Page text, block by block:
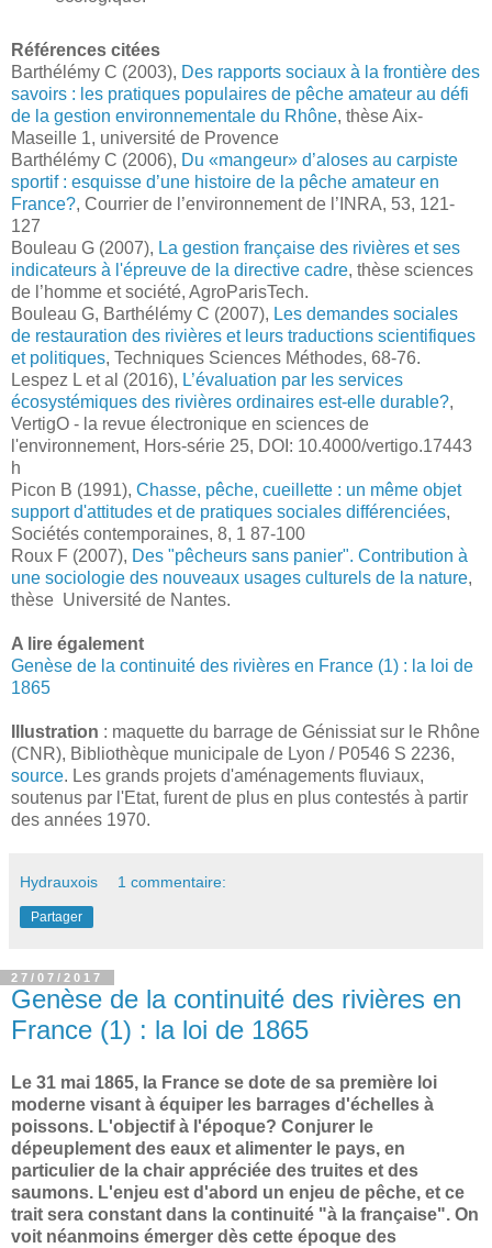
Références citées
Barthélémy C (2003), Des rapports sociaux à la frontière des
savoirs : les pratiques populaires de pêche amateur au défi
de la gestion environnementale du Rhône, thèse Aix-
Maseille 1, université de Provence
Barthélémy C (2006), Du «mangeur» d’aloses au carpiste
sportif : esquisse d’une histoire de la pêche amateur en
France?, Courrier de l’environnement de l’INRA, 53, 121-
127
Bouleau G (2007), La gestion française des rivières et ses
indicateurs à l'épreuve de la directive cadre, thèse sciences
de l’homme et société, AgroParisTech.
Bouleau G, Barthélémy C (2007), Les demandes sociales
de restauration des rivières et leurs traductions scientifiques
et politiques, Techniques Sciences Méthodes, 68-76.
Lespez L et al (2016), L’évaluation par les services
écosystémiques des rivières ordinaires est-elle durable?,
VertigO - la revue électronique en sciences de
l'environnement, Hors-série 25, DOI: 10.4000/vertigo.17443
h
Picon B (1991), Chasse, pêche, cueillette : un même objet
support d'attitudes et de pratiques sociales différenciées,
Sociétés contemporaines, 8, 1 87-100
Roux F (2007), Des "pêcheurs sans panier". Contribution à
une sociologie des nouveaux usages culturels de la nature,
thèse Université de Nantes.
A lire également
Genèse de la continuité des rivières en France (1) : la loi de
1865
Illustration : maquette du barrage de Génissiat sur le Rhône
(CNR), Bibliothèque municipale de Lyon / P0546 S 2236,
source. Les grands projets d'aménagements fluviaux,
soutenus par l'Etat, furent de plus en plus contestés à partir
des années 1970.
Hydrauxois 1 commentaire:
Partager
27/07/2017
Genèse de la continuité des rivières en
France (1) : la loi de 1865
Le 31 mai 1865, la France se dote de sa première loi
moderne visant à équiper les barrages d'échelles à
poissons. L'objectif à l'époque? Conjurer le
dépeuplement des eaux et alimenter le pays, en
particulier de la chair appréciée des truites et des
saumons. L'enjeu est d'abord un enjeu de pêche, et ce
trait sera constant dans la continuité "à la française". On
voit néanmoins émerger dès cette époque des